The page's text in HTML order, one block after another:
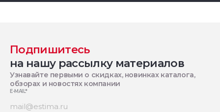
Подпишитесь
на нашу рассылку материалов
Узнавайте первыми о скидках, новинках каталога,
обзорах и новостях компании
E-MAIL*